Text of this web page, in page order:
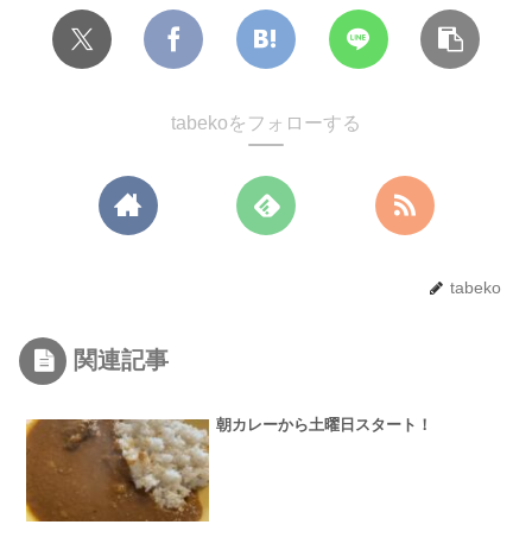
tabekoをフォローする
tabeko
関連記事
朝カレーから土曜日スタート！